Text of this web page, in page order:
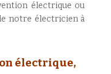
électrique ou
notre électricien à
électrique,